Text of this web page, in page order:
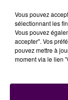
Vous pouvez
sélectionnant les
Vous pouvez
accepter". Vos
pouvez mettre à
moment via le lien